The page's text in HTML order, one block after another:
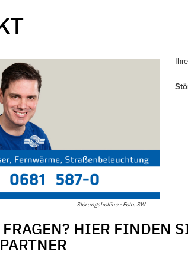
Störungshotline - Foto: SW
HIER FINDEN